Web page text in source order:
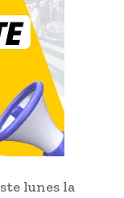
lunes la